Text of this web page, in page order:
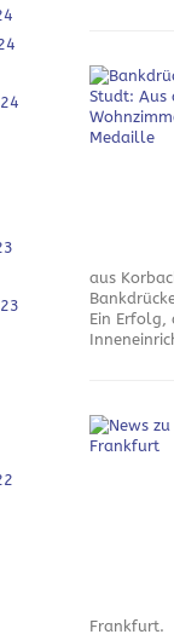
aus
Ein Erfolg,
Frankfurt.